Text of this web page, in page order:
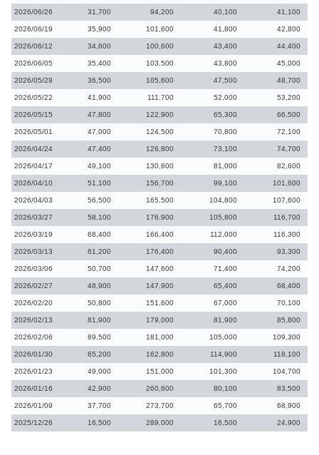
2026/06/26 31,700 94,200 40,100 41,100
2026/06/19 35,900 101,600 41,800 42,800
2026/06/12 34,600 100,600 43,400 44,400
2026/06/05 35,400 103,500 43,800 45,000
2026/05/29 36,500 105,600 47,500 48,700
2026/05/22 41,900 111,700 52,000 53,200
2026/05/15 47,800 122,900 65,300 66,500
2026/05/01 47,000 124,500 70,800 72,100
2026/04/24 47,400 126,800 73,100 74,700
2026/04/17 49,100 130,600 81,000 82,600
2026/04/10 51,100 156,700 99,100 101,600
2026/04/03 56,500 165,500 104,800 107,600
2026/03/27 58,100 176,900 105,800 116,700
2026/03/19 68,400 166,400 112,000 116,300
2026/03/13 61,200 176,400 90,400 93,300
2026/03/06 50,700 147,600 71,400 74,200
2026/02/27 48,900 147,900 65,400 68,400
2026/02/20 50,800 151,600 67,000 70,100
2026/02/13 81,900 179,000 81,900 85,800
2026/02/06 89,500 181,000 105,000 109,300
2026/01/30 65,200 162,800 114,900 118,100
2026/01/23 49,000 151,000 101,300 104,700
2026/01/16 42,900 260,600 80,100 83,500
2026/01/09 37,700 273,700 65,700 68,900
2025/12/26 16,500 289,000 16,500 24,900